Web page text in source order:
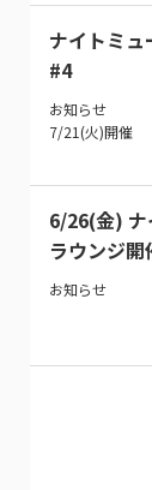
ナイトミ
#4
お知らせ
7/21(火)開催
6/26(金) ナ
ラウンジ
お知らせ